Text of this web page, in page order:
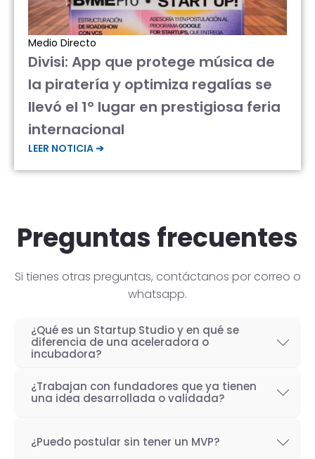
Medio Directo
Divisi: App que protege música de
la piratería y optimiza regalías se
llevó el 1° lugar en prestigiosa feria
internacional
LEER NOTICIA ➔
Preguntas frecuentes
Si tienes otras preguntas, contáctanos por correo o
whatsapp.
¿Qué es un Startup Studio y en qué se
diferencia de una aceleradora o
incubadora?
Un Startup Studio es una organización capaz
de construir startups de manera iterativa,
con experiencia. También se les conoce
¿Trabajan con fundadores que ya tienen
una idea desarrollada o validada?
Startup Studio es lograr un proceso iterativo
¿Puedo postular sin tener un MVP?